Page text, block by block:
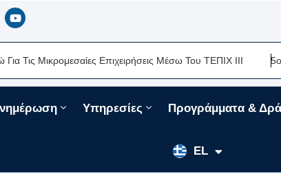
Επιχειρήσεις Μέσω Του ΤΕΠΙΧ ΙΙΙ 5ο
Υπηρεσίες Προγράμματα &
EL
EN
FR